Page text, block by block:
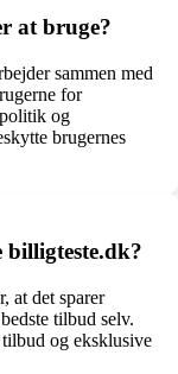
at bruge?
sammen med
for
og
brugernes
billigteste.dk?
at det sparer
tilbud selv.
og eksklusive